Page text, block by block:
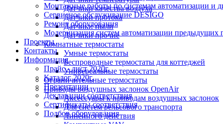
Монтажные работы по системам автоматизации и
Сервисное обслуживание DESIGO
Ремонт оборудования
Модернизация систем автоматизации
Проекты
Контакты
Информация
Прайс - лист 2020г.
Каталог 2020г.
Презентации
Декларации соответствия
Сертификаты соответствия
Подбор оборудования
Датчики качества воздуха
Датчики протока
Датчики пыли
Датчики прочие
Комнатные термостаты
Умные термостаты
Беспроводные термостаты для коттеджей
Универсальные термостаты
Ограничительные термостаты
Приводы воздушных заслонок OpenAir
Аксессуары к приводам воздушных заслонок
Для систем рельсового транспорта
Линейного действия